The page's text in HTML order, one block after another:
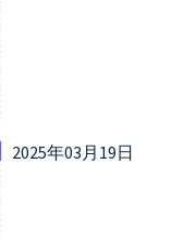
2025年03月19日